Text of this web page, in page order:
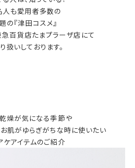
人も愛用者多数の
の『津田コスメ』
急百貨店たまプラーザ店にて
扱いしております。
燥が気になる季節や
肌がゆらぎがちな時に使いたい
ケアイテムのご紹介